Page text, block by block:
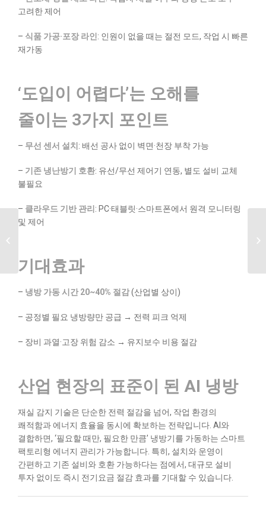
고려한 제어
– 식품 가공·포장 라인: 인원이 없을 때는 절전 모드, 작업 시 빠른
재가동
‘도입이 어렵다’는 오해를
줄이는 3가지 포인트
– 무선 센서 설치 : 배선 공사 없이 벽면·천장 부착 가능
– 기존 냉난방기 호환: 유선/무선 제어기 연동, 별도 설비 교체
불필요
– 클라우드 기반 관리 : PC·태블릿·스마트폰에서 원격 모니터링
및 제어
기대효과
– 냉방 가동 시간 20~40% 절감(산업별 상이)
– 공정별 필요 냉방량만 공급 → 전력 피크 억제
– 장비 과열·고장 위험 감소 → 유지보수 비용 절감
산업 현장의 표준이 된 AI 냉방
재실 감지 기술은 단순한 전력 절감을 넘어, 작업 환경의
쾌적함과 에너지 효율을 동시에 확보하는 전략입니다. AI와
결합하면, ‘필요할 때만, 필요한 만큼’ 냉방기를 가동하는 스마트
팩토리형 에너지 관리가 가능합니다. 특히, 설치와 운영이
간편하고 기존 설비와 호환 가능하다는 점에서, 대규모 설비
투자 없이도 즉시 전기요금 절감 효과를 기대할 수 있습니다.
IR 리모컨이냐?